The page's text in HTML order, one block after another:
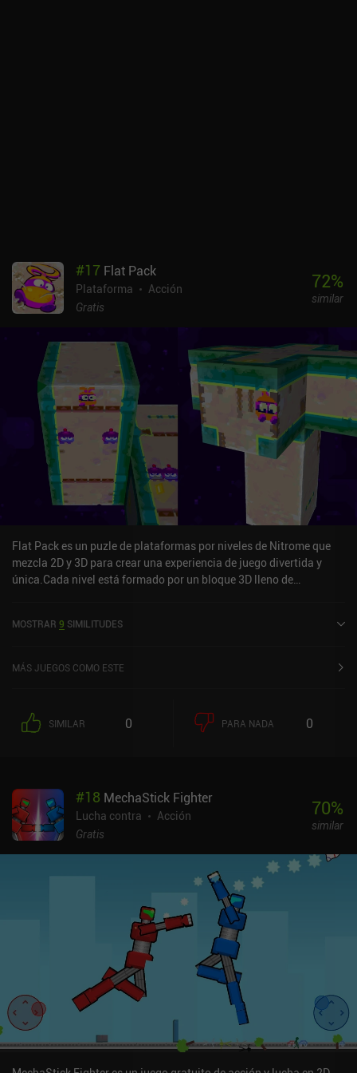
#17 Flat Pack
Plataforma
Acción
Gratis
72%
similar
Flat Pack es un puzle de plataformas por niveles de Nitrome que
mezcla 2D y 3D para crear una experiencia de juego divertida y
única.Cada nivel está formado por un bloque 3D lleno de
derecha para movernos y tocamos para saltar, lo que podemos
los bordes del bloque, éste gira para que podamos seguir
de conseguir, y luego llegar a la salida sin morir por los obstáculos
y enemigos.Uno de los aspectos más impresionantes de Flat Pack
artístico plano no es impresionante, pero da al juego una
sensación única que encaja con la jugabilidad.El juego es
bastante hardcore, y un solo error letal puede obligarnos a
mayoría de los niveles se pueden completar en relativamente
pocos intentos.Flat Pack se monetiza a través de anuncios
ocasionales que se muestran entre los niveles, y un iAP de 3,99 $
para eliminar estos anuncios. El juego es una recomendación fácil
para cualquiera que esté harto de la fórmula estándar de los
juegos de plataformas de acción.
MOSTRAR 9 SIMILITUDES
MÁS JUEGOS COMO ESTE
SIMILAR 0 PARA NADA 0
#18 MechaStick Fighter
Lucha contra
Acción
Gratis
70%
similar